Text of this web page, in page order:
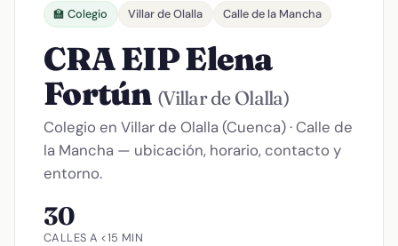
🏫 Colegio Villar de Olalla Calle de la Mancha
CRA EIP Elena
Fortún (Villar de Olalla)
Colegio en Villar de Olalla (Cuenca) · Calle de
la Mancha — ubicación, horario, contacto y
entorno.
30
CALLES A <15 MIN